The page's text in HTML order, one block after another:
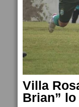
Villa
Brian”